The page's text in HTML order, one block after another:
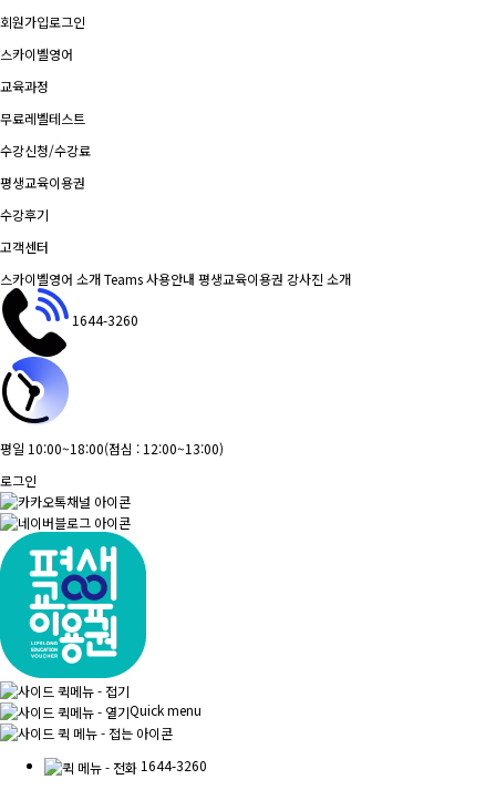
회원가입로그인
스카이벨영어
교육과정
무료레벨테스트
수강신청/수강료
평생교육이용권
수강후기
고객센터
스카이벨영어 소개Teams 사용안내 평생교육이용권 강사진 소개
1644-3260
평일 10:00~18:00(점심 : 12:00~13:00)
로그인
Quick menu
1644-3260